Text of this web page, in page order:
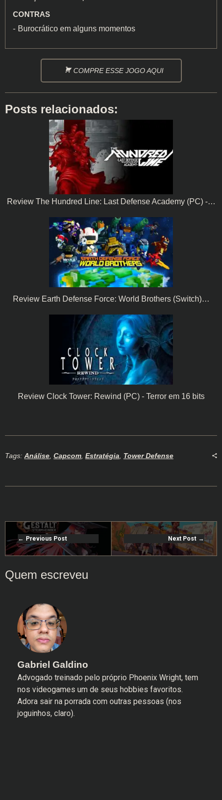
CONTRAS
Burocrático em alguns momentos
COMPRE ESSE JOGO AQUI
Posts relacionados:
Review The Hundred Line: Last Defense Academy (PC) -…
Review Earth Defense Force: World Brothers (Switch)…
Review Clock Tower: Rewind (PC) - Terror em 16 bits
Tags: Análise Capcom Estratégia Tower Defense
Previous Post Next Post
Gabriel Galdino
Advogado treinado pelo próprio Phoenix Wright, tem
nos videogames um de seus hobbies favoritos.
Adora sair na porrada com outras pessoas (nos
joguinhos, claro).